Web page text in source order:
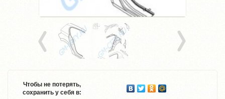
Чтобы не потерять,
сохранить у себя в: